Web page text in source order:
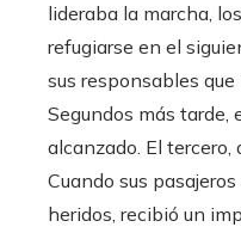
lideraba la marcha,
refugiarse en el
sus responsables
Segundos más
alcanzado. El tercero,
Cuando sus
heridos, recibió un